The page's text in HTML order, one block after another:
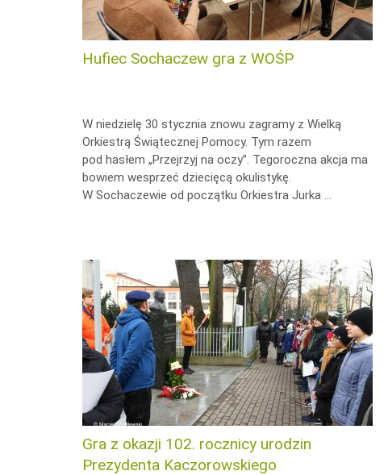
Hufiec Sochaczew gra z WOŚP
W niedzielę 30 stycznia znowu zagramy z Wielką
Orkiestrą Świątecznej Pomocy. Tym razem
pod hasłem „Przejrzyj na oczy”. Tegoroczna akcja ma
bowiem wesprzeć dziecięcą okulistykę.
W Sochaczewie od początku Orkiestra Jurka …
Gra z okazji 102. rocznicy urodzin
Prezydenta Kaczorowskiego